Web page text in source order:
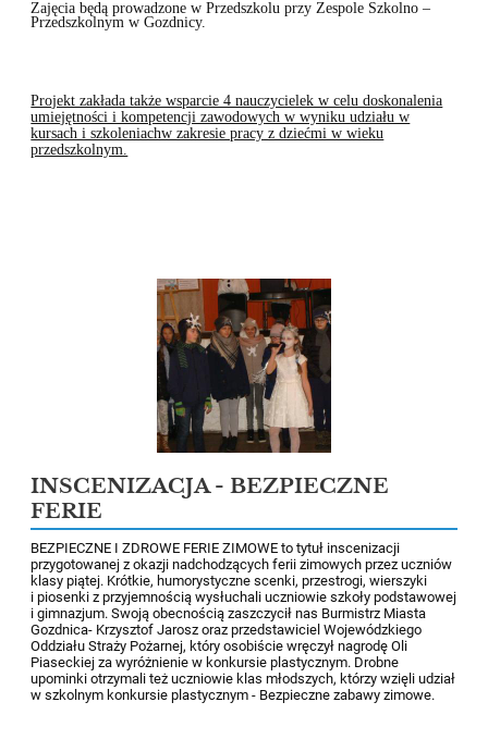
Zajęcia będą prowadzone w Przedszkolu przy Zespole Szkolno –
Przedszkolnym w Gozdnicy.
Projekt zakłada także wsparcie 4 nauczycielek w celu doskonalenia
umiejętności i kompetencji zawodowych w wyniku udziału w
kursach i szkoleniachw zakresie pracy z dziećmi w wieku
przedszkolnym.
INSCENIZACJA - BEZPIECZNE
FERIE
BEZPIECZNE I ZDROWE FERIE ZIMOWE to tytuł inscenizacji
przygotowanej z okazji nadchodzących ferii zimowych przez uczniów
klasy piątej. Krótkie, humorystyczne scenki, przestrogi, wierszyki
i piosenki z przyjemnością wysłuchali uczniowie szkoły podstawowej
i gimnazjum. Swoją obecnością zaszczycił nas Burmistrz Miasta
Gozdnica- Krzysztof Jarosz oraz przedstawiciel Wojewódzkiego
Oddziału Straży Pożarnej, który osobiście wręczył nagrodę Oli
Piaseckiej za wyróżnienie w konkursie plastycznym. Drobne
upominki otrzymali też uczniowie klas młodszych, którzy wzięli udział
w szkolnym konkursie plastycznym - Bezpieczne zabawy zimowe.